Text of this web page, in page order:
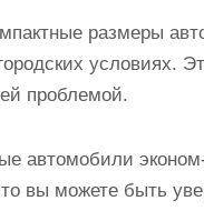
размеры
условиях.
проблемой.
автомобили
вы можете быть